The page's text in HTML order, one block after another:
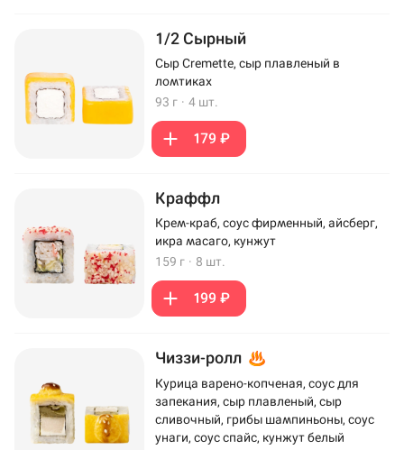
1/2 Сырный
Сыр Cremette, сыр плавленый в
ломтиках
93 г · 4 шт.
179 ₽
Краффл
Крем-краб, соус фирменный, айсберг,
икра масаго, кунжут
159 г · 8 шт.
199 ₽
Чиззи-ролл
Курица варено-копченая, соус для
запекания, сыр плавленый, сыр
сливочный, грибы шампиньоны, соус
унаги, соус спайс, кунжут белый